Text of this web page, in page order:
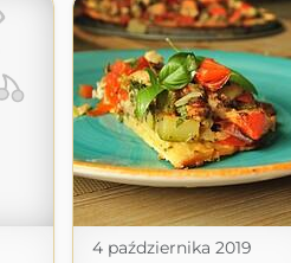
4 października 2019